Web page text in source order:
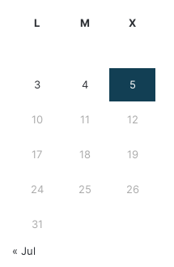
L M X
3 4 5
10 11 12
17 18 19
24 25 26
31
« Jul